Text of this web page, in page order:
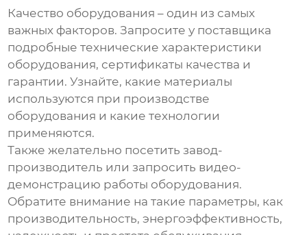
Качество оборудования – один из самых
важных факторов. Запросите у поставщика
подробные технические характеристики
оборудования, сертификаты качества и
гарантии. Узнайте, какие материалы
используются при производстве
оборудования и какие технологии
применяются.
Также желательно посетить завод-
производитель или запросить видео-
демонстрацию работы оборудования.
Обратите внимание на такие параметры, как
производительность, энергоэффективность,